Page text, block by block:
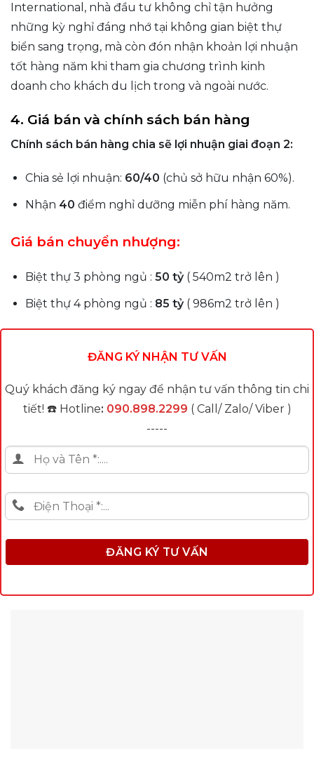
International, nhà đầu tư không chỉ tận hưởng
những kỳ nghỉ đáng nhớ tại không gian biệt thự
biển sang trọng, mà còn đón nhận khoản lợi nhuận
tốt hàng năm khi tham gia chương trình kinh
doanh cho khách du lịch trong và ngoài nước.
4. Giá bán và chính sách bán hàng
Chính sách bán hàng chia sẽ lợi nhuận giai đoạn 2:
Chia sẻ lợi nhuận: 60/40 (chủ sở hữu nhận 60%).
Nhận 40 điểm nghỉ dưỡng miễn phí hàng năm.
Giá bán chuyển nhượng:
Biệt thự 3 phòng ngủ : 50 tỷ( 540m2 trở lên )
Biệt thự 4 phòng ngủ : 85 tỷ( 986m2 trở lên )
ĐĂNG KÝ NHẬN TƯ VẤN
Quý khách đăng ký ngay để nhận tư vấn thông tin chi
tiết! ☎️ Hotline: 090.898.2299 ( Call/ Zalo/ Viber )
-----